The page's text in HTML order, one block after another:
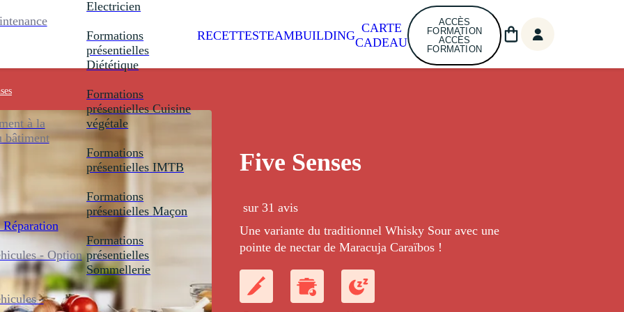
à la
bâtiment
- Option
-
Electricien
Formations
présentielles
Diététique
Formations
présentielles Cuisine
végétale
Formations
présentielles IMTB
Formations
présentielles Maçon
Formations
présentielles
Sommellerie
RECETTESTEAMBUILDING
CARTE
CADEAU
ACCÈS
FORMATION
ACCÈS
FORMATION
Five Senses
sur 31 avis
Une variante du traditionnel Whisky Sour avec une
pointe de nectar de Maracuja Caraïbos !